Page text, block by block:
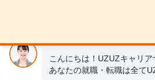
こんにちは！UZUZキャリア
あなたの就職・転職は全て